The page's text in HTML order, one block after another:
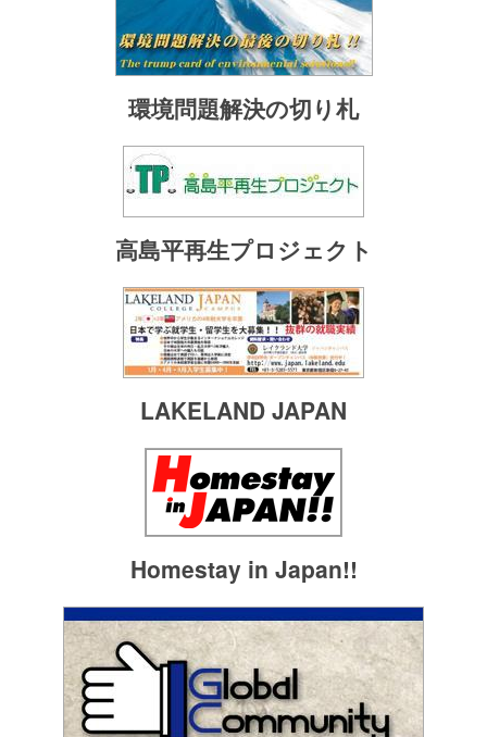
環境問題解決の切り札
高島平再生プロジェクト
LAKELAND JAPAN
Homestay in Japan!!